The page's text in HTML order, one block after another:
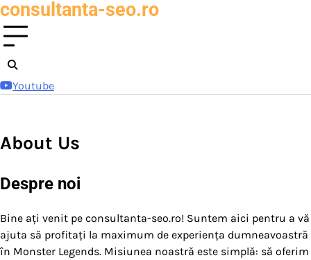
Skip
to
content
consultanta-seo.ro
Youtube
About Us
Despre noi
Bine ați venit pe consultanta-seo.ro! Suntem aici pentru a vă
ajuta să profitați la maximum de experiența dumneavoastră
în Monster Legends. Misiunea noastră este simplă: să oferim